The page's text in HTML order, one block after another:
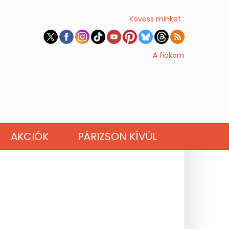
Kövess minket :
A fiókom
AKCIÓK PÁRIZSON KÍVÜL